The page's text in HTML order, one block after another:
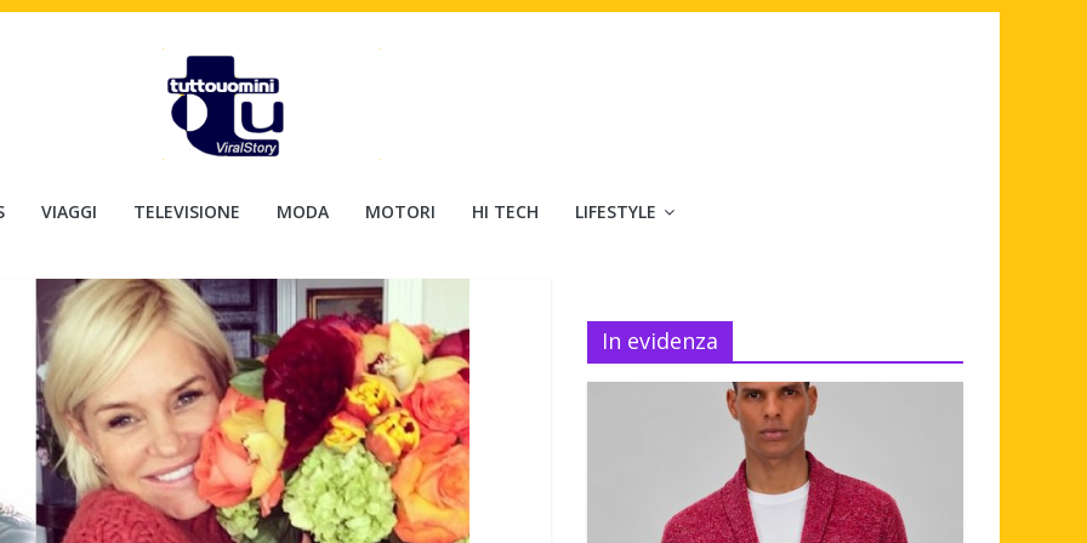
VIAGGI TELEVISIONE MODA MOTORI HI TECH LIFESTYLE
In evidenza